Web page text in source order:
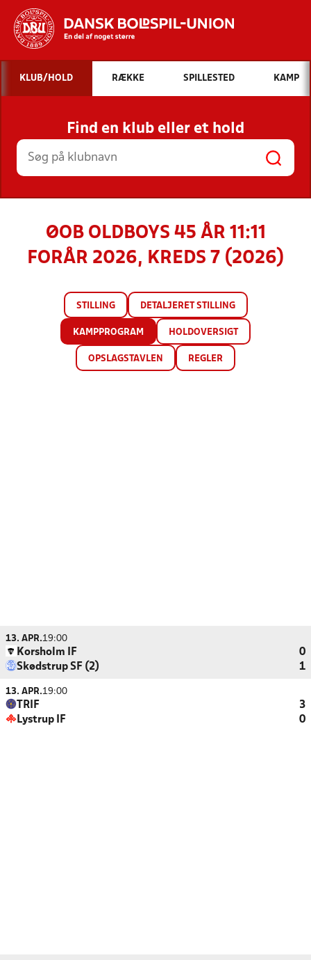
Hvad vil du søge efter?
INDHOLD OG NYHEDER
STILLINGER, RESULTATER, KLUBBER OG
HOLD
KLUB/HOLD RÆKKE SPILLESTED KAMP
Find en klub eller et hold
ØOB OLDBOYS 45 ÅR 11:11
FORÅR 2026, KREDS 7 (2026)
STILLING DETALJERET STILLING
KAMPPROGRAM HOLDOVERSIGT
OPSLAGSTAVLEN REGLER
13. APR.19:00
Korsholm IF
0
Skødstrup SF (2)
1
13. APR.19:00
TRIF
3
Lystrup IF
0